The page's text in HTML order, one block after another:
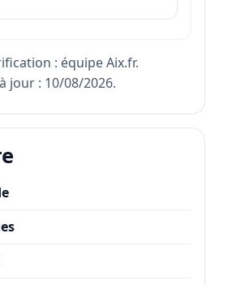
: équipe Aix.fr.
jour : 10/08/2026.